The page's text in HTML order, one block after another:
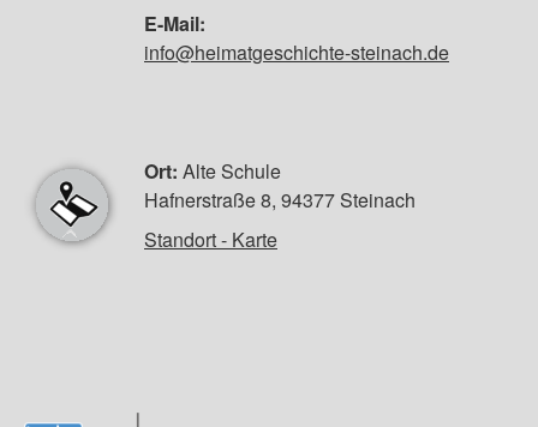
E-Mail:
info@heimatgeschichte-steinach.de
Ort: Alte Schule
Hafnerstraße 8, 94377 Steinach
Standort - Karte